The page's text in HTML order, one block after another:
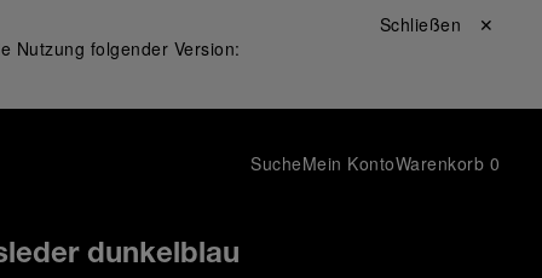
Nutzung folgender Version:
Schließen ✕
SucheMein KontoWarenkorb 0
dunkelblau